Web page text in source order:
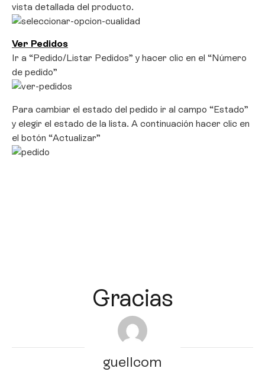
vista detallada del producto.
Ver Pedidos
Ir a “Pedido/Listar Pedidos” y hacer clic en el “Número
de pedido”
Para cambiar el estado del pedido ir al campo “Estado”
y elegir el estado de la lista. A continuación hacer clic en
el botón “Actualizar”
Gracias
guellcom